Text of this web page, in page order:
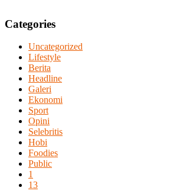
Categories
Uncategorized
Lifestyle
Berita
Headline
Galeri
Ekonomi
Sport
Opini
Selebritis
Hobi
Foodies
Public
1
13